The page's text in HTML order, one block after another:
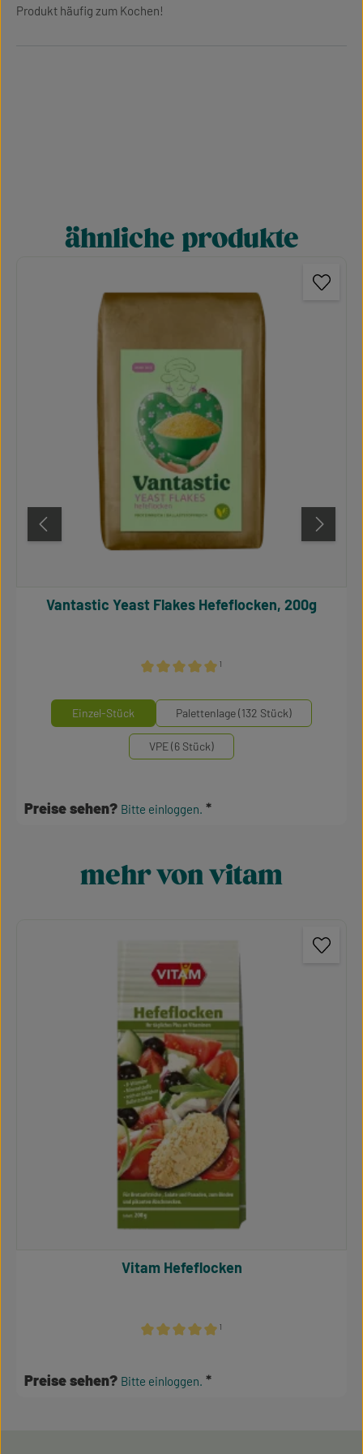
Produkt häufig zum Kochen!
Produktgalerie überspringen
ähnliche produkte
¹
Vantastic Yeast Flakes Hefeflocken, 200g
Mengeneinheiten auswählen
Einzel-Stück Palettenlage (132 Stück)
VPE (6 Stück)
Preise sehen? Bitte einloggen.
Produktgalerie überspringen
mehr von vitam
¹
Vitam Hefeflocken
Preise sehen? Bitte einloggen.